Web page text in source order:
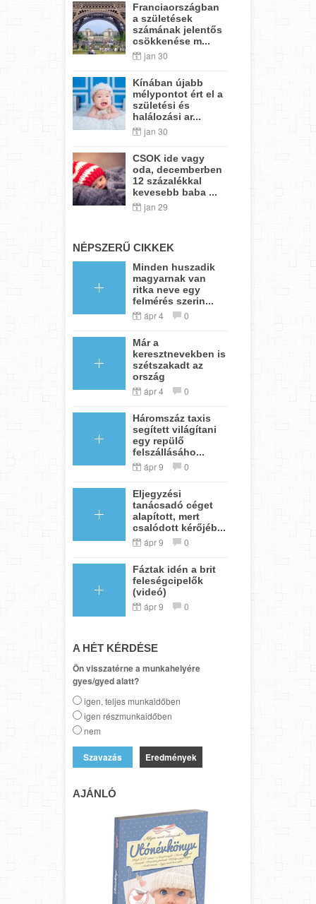
Franciaországban
a születések
számának jelentős
csökkenése m...
jan 30
Kínában újabb
mélypontot ért el a
születési és
halálozási ar...
jan 30
CSOK ide vagy
oda, decemberben
12 százalékkal
kevesebb baba ...
jan 29
NÉPSZERŰ CIKKEK
Minden huszadik
magyarnak van
ritka neve egy
felmérés szerin...
ápr 4 0
Már a
keresztnevekben is
szétszakadt az
ország
ápr 4 0
Háromszáz taxis
segített világítani
egy repülő
felszállásáho...
ápr 9 0
Eljegyzési
tanácsadó céget
alapított, mert
csalódott kérőjéb...
ápr 9 0
Fáztak idén a brit
feleségcipelők
(videó)
ápr 9 0
A HÉT KÉRDÉSE
Ön visszatérne a munkahelyére
gyes/gyed alatt?
igen, teljes munkaidőben
igen részmunkaidőben
nem
Eredmények
AJÁNLÓ